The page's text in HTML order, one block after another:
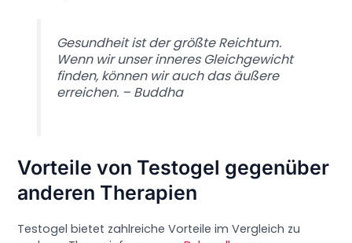
Gesundheit ist der größte Reichtum.
Wenn wir unser inneres Gleichgewicht
finden, können wir auch das äußere
erreichen. – Buddha
Vorteile von Testogel gegenüber
anderen Therapien
Testogel bietet zahlreiche Vorteile im Vergleich zu